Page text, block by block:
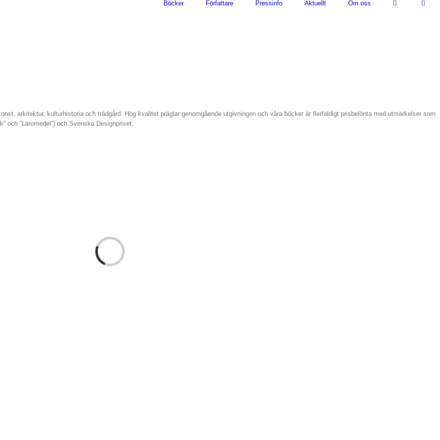
Böcker Författare Pressinfo Aktuellt
Om oss
arkitektur, kulturhistoria och trädgård. Hög kvalitet präglar genomgående utgivningen och våra böcker är flerfaldigt prisbelönta med utmärkelser som
och ”Läromedel”) och Svenska Designpriset.